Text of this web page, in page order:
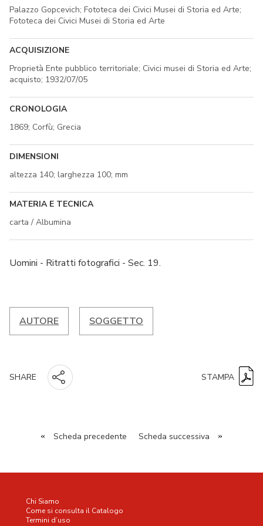
Palazzo Gopcevich; Fototeca dei Civici Musei di Storia ed Arte;
Fototeca dei Civici Musei di Storia ed Arte
ACQUISIZIONE
Proprietà Ente pubblico territoriale; Civici musei di Storia ed Arte;
acquisto; 1932/07/05
CRONOLOGIA
1869; Corfù; Grecia
DIMENSIONI
altezza 140; larghezza 100; mm
MATERIA E TECNICA
carta / Albumina
Uomini - Ritratti fotografici - Sec. 19.
AUTORE SOGGETTO
SHARE STAMPA
« Scheda precedente Scheda successiva »
Chi Siamo
Come si consulta il Catalogo
Termini d’uso